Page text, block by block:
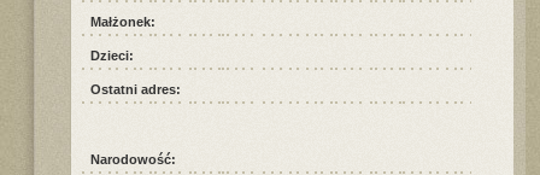
Małżonek:
Dzieci:
Ostatni adres:
Narodowość: